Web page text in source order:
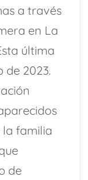
a través
en La
última
de 2023.
la familia
de